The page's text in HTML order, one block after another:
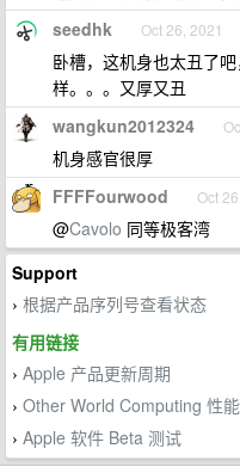
seedhk Oct 26, 2021
卧槽，这机身也太丑了
样。。。又厚又丑
wangkun2012324
机身感官很厚
FFFFourwood Oct
@Cavolo 同等极客湾
Support
› 根据产品序列号查看状态
有用链接
› Apple 产品更新周期
› Other World Computing 性
› Apple 软件 Beta 测试